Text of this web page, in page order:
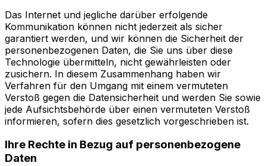
Das Internet und jegliche darüber erfolgende
Kommunikation können nicht jederzeit als sicher
garantiert werden, und wir können die Sicherheit der
personenbezogenen Daten, die Sie uns über diese
Technologie übermitteln, nicht gewährleisten oder
zusichern. In diesem Zusammenhang haben wir
Verfahren für den Umgang mit einem vermuteten
Verstoß gegen die Datensicherheit und werden Sie sowie
jede Aufsichtsbehörde über einen vermuteten Verstoß
informieren, sofern dies gesetzlich vorgeschrieben ist.
Ihre Rechte in Bezug auf personenbezogene
Daten